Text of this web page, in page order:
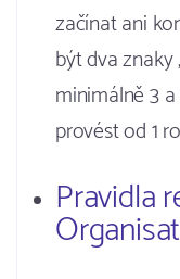
začínat ani
být dva znaky
minimálně 3
provést od 1
Pravidla